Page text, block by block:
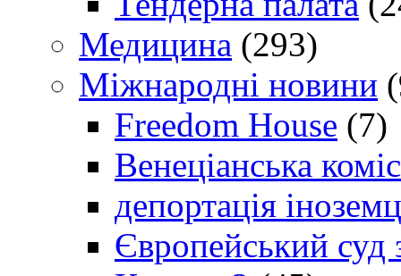
Медицина (293)
Міжнародні новини
Freedom House (7)
Венеціанська
депортація
Європейський